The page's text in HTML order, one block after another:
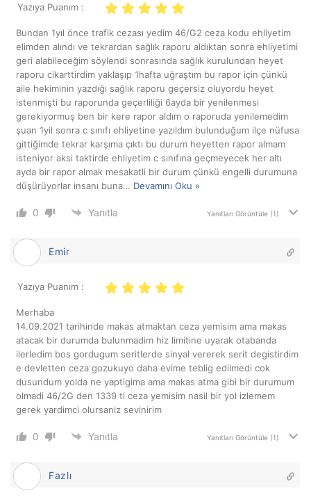
Yazıya Puanım :
Bundan 1yıl önce trafik cezası yedim 46/G2 ceza kodu ehliyetim
elimden alındı ve tekrardan sağlık raporu aldıktan sonra ehliyetimi
geri alabileceğim söylendi sonrasında sağlık kurulundan heyet
raporu cikarttirdim yaklaşıp 1hafta uğraştım bu rapor için çünkü
aile hekiminin yazdığı sağlık raporu geçersiz oluyordu heyet
istenmişti bu raporunda geçerliliği 6ayda bir yenilenmesi
gerekiyormuş ben bir kere rapor aldım o raporuda yenilemedim
şuan 1yil sonra c sınıfı ehliyetine yazıldım bulunduğum ilçe nüfusa
gittiğimde tekrar karşıma çıktı bu durum heyetten rapor almam
isteniyor aksi taktirde ehliyetim c sınıfına geçmeyecek her altı
ayda bir rapor almak mesakatli bir durum çünkü engelli durumuna
düşürüyorlar insanı buna… Devamını Oku »
0 Yanıtla Yanıtları Görüntüle (1)
Emir
Yazıya Puanım :
Merhaba
14.09.2021 tarihinde makas atmaktan ceza yemisim ama makas
atacak bir durumda bulunmadim hiz limitine uyarak otabanda
ilerledim bos gordugum seritlerde sinyal vererek serit degistirdim
e devletten ceza gozukuyo daha evime teblig edilmedi cok
dusundum yolda ne yaptigima ama makas atma gibi bir durumum
olmadi 46/2G den 1339 tl ceza yemisim nasil bir yol izlemem
gerek yardimci olursaniz sevinirim
0 Yanıtla Yanıtları Görüntüle (1)
Fazlı